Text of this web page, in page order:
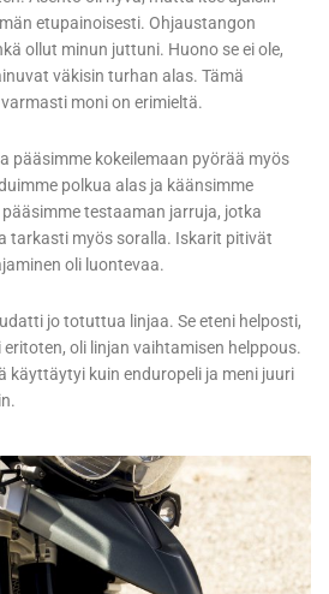
etupainoisesti. Ohjaustangon
ollut minun juttuni. Huono se ei ole,
väkisin turhan alas. Tämä
moni on erimieltä.
pääsimme kokeilemaan pyörää myös
polkua alas ja käänsimme
testaaman jarruja, jotka
tarkasti myös soralla. Iskarit pitivät
oli luontevaa.
jo totuttua linjaa. Se eteni helposti,
oli linjan vaihtamisen helppous.
käyttäytyi kuin enduropeli ja meni juuri